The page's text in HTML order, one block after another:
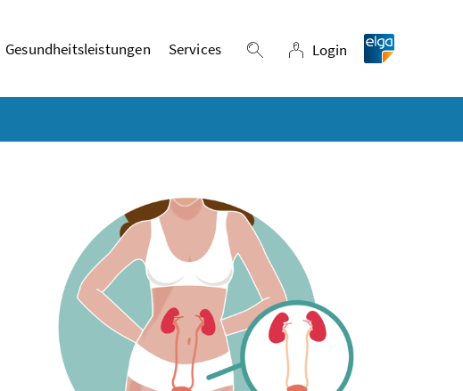
Gesundheitsleistungen Services Suche einblenden
Login
Login